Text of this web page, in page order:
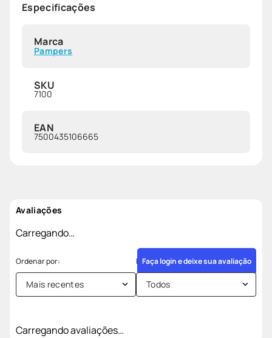
Especificações
Marca
Pampers
SKU
7100
EAN
7500435106665
Avaliações
Carregando…
Faça login e deixe sua avaliação
Mais recentes Todos
Carregando avaliações…